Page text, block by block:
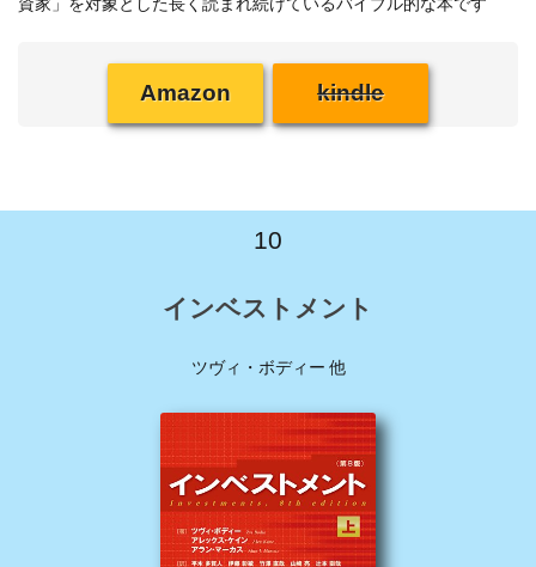
Amazon kindle
10
インベストメント
ツヴィ・ボディー 他